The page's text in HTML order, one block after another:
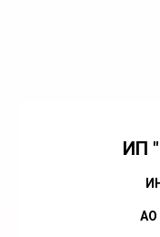
ИП
АО